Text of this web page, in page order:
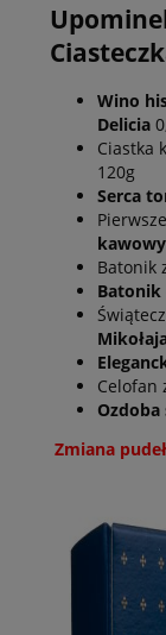
Wino
Delicia
Ciastka
120g
Serca
Batonik
Batonik
Celofan
Zmiana